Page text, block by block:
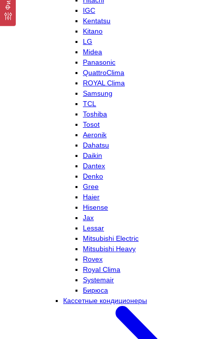
IGC
Kentatsu
Kitano
LG
Midea
Panasonic
QuattroClima
ROYAL Clima
Samsung
TCL
Toshiba
Tosot
Aeronik
Dahatsu
Daikin
Dantex
Denko
Gree
Haier
Hisense
Jax
Lessar
Mitsubishi Electric
Mitsubishi Heavy
Rovex
Royal Clima
Systemair
Бирюса
Кассетные кондиционеры